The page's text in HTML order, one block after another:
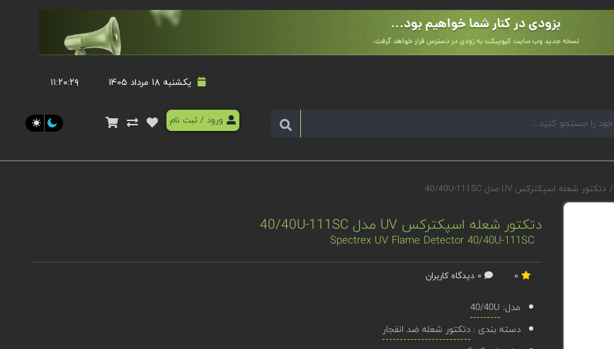
یکشنبه 18 مرداد 1405 ۱۱:۲۰:۲۹
ورود / ثبت نام
/ دتکتور شعله اسپکترکس UV مدل 40/40U-111SC
دتکتور شعله اسپکترکس UV مدل 40/40U-111SC
Spectrex UV Flame Detector 40/40U-111SC
مدل: 40/40U
دسته بندی :دتکتور شعله ضد انفجار